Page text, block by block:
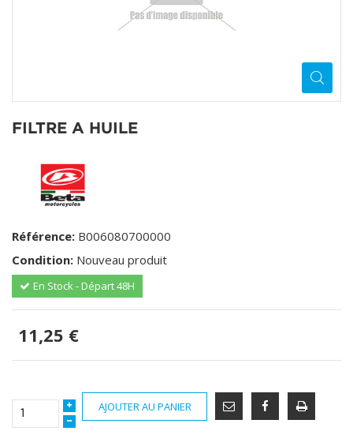
FILTRE A HUILE
Référence: B006080700000
Condition: Nouveau produit
En Stock - Départ 48H
11,25 €
AJOUTER AU PANIER